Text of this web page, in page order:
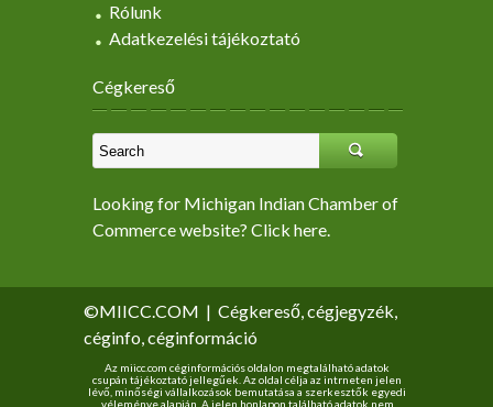
Rólunk
Adatkezelési tájékoztató
Cégkereső
Looking for Michigan Indian Chamber of
Commerce website? Click here.
©MIICC.COM | Cégkereső, cégjegyzék,
céginfo, céginformáció
Az miicc.com céginformációs oldalon megtalálható adatok
csupán tájékoztató jellegűek. Az oldal célja az intrneten jelen
lévő, minőségi vállalkozások bemutatása a szerkesztők egyedi
véleménye alapján. A jelen honlapon található adatok nem